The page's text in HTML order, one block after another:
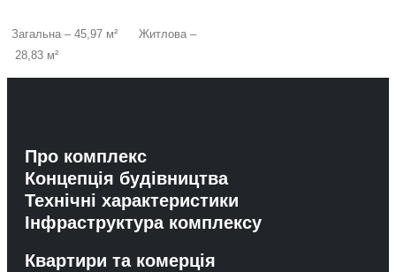
Загальна – 45,97 м² Житлова –
28,83 м²
Про комплекс
Концепція будівництва
Технічні характеристики
Інфраструктура комплексу
Квартири та комерція